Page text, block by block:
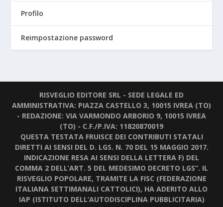
Profilo
Reimpostazione password
RISVEGLIO EDITORE SRL - SEDE LEGALE ED
AMMINISTRATIVA: PIAZZA CASTELLO 3, 10015 IVREA (TO)
- REDAZIONE: VIA VARMONDO ARBORIO 9, 10015 IVREA
(TO) - C.F./P.IVA: 11820870019
QUESTA TESTATA FRUISCE DEI CONTRIBUTI STATALI
DIRETTI AI SENSI DEL D. LGS. N. 70 DEL 15 MAGGIO 2017.
INDICAZIONE RESA AI SENSI DELLA LETTERA F) DEL
COMMA 2 DELL’ART. 5 DEL MEDESIMO DECRETO LGS”. IL
RISVEGLIO POPOLARE, TRAMITE LA FISC (FEDERAZIONE
ITALIANA SETTIMANALI CATTOLICI), HA ADERITO ALLO
IAP (ISTITUTO DELL’AUTODISCIPLINA PUBBLICITARIA)